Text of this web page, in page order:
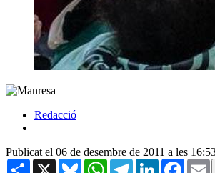
Redacció
Publicat el 06 de desembre de 2011 a les
Share X BlueskyWhatsAppTelegramLinkedIn